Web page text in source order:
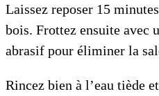
Laissez reposer 15
bois. Frottez ensuite avec
abrasif pour éliminer la
Rincez bien à l’eau tiède